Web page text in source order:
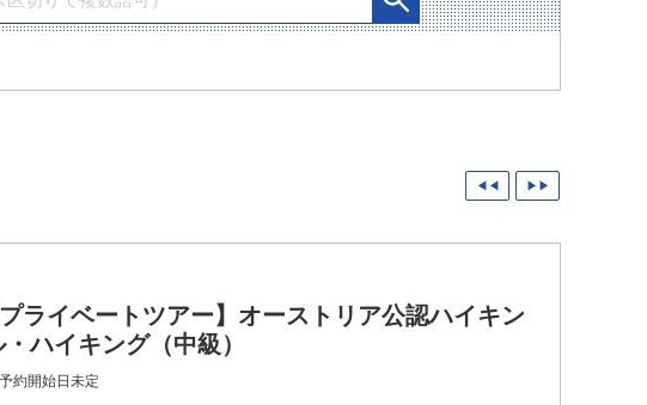
◀◀ ▶▶
ライベートツアー】オーストリア公認ハイキン
ハイキング（中級）
予約開始日未定